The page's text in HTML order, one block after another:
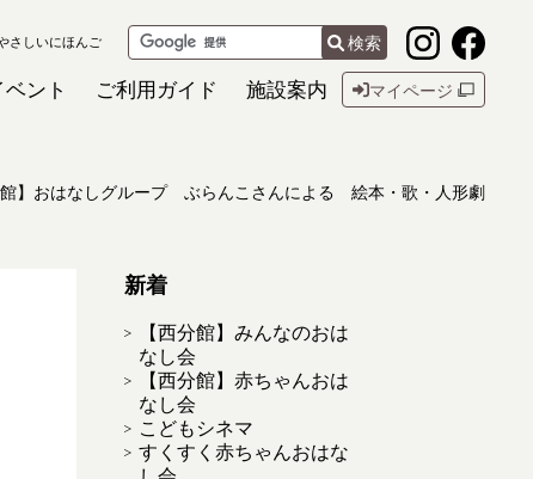
さしいにほんご 検索
ベント ご利用ガイド 施設案内 マイページ
館】おはなしグループ ぶらんこさんによる 絵本・歌・人形劇
新着
【西分館】みんなのおは
なし会
【西分館】赤ちゃんおは
なし会
こどもシネマ
すくすく赤ちゃんおはな